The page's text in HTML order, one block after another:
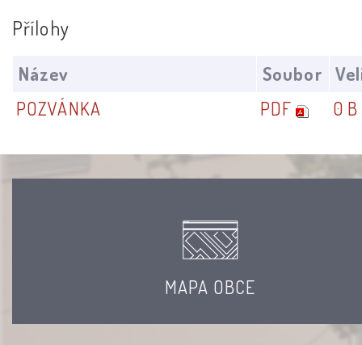
Přílohy
Název Soubor
POZVÁNKA
PDF 0 B
MAPA OBCE